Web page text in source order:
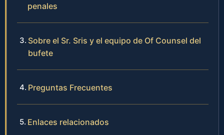
penales
Sobre el Sr. Sris y el equipo de Of Counsel del
bufete
Preguntas Frecuentes
Enlaces relacionados